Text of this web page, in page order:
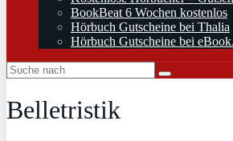
BookBeat 6 Wochen kostenlos
Hörbuch Gutscheine bei Thalia
Hörbuch Gutscheine bei
Belletristik